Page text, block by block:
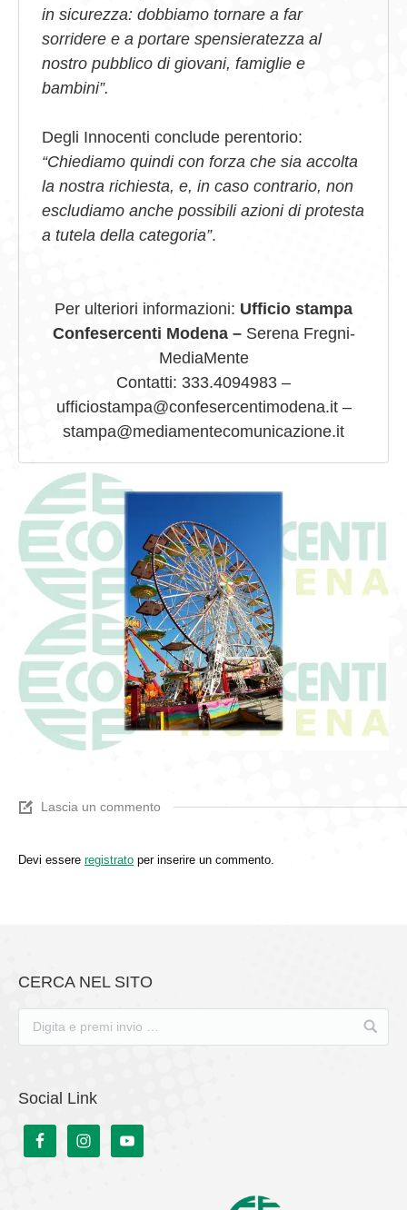
in sicurezza: dobbiamo tornare a far
sorridere e a portare spensieratezza al
nostro pubblico di giovani, famiglie e
bambini”.
Degli Innocenti conclude perentorio:
“Chiediamo quindi con forza che sia accolta
la nostra richiesta, e, in caso contrario, non
escludiamo anche possibili azioni di protesta
a tutela della categoria”.
Per ulteriori informazioni: Ufficio stampa
Confesercenti Modena – Serena Fregni-
MediaMente
Contatti: 333.4094983 –
ufficiostampa@confesercentimodena.it –
stampa@mediamentecomunicazione.it
Lascia un commento
Devi essere registrato per inserire un commento.
CERCA NEL SITO
Social Link